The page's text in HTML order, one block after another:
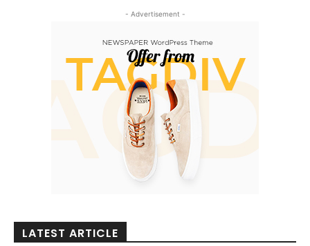
- Advertisement -
LATEST ARTICLE